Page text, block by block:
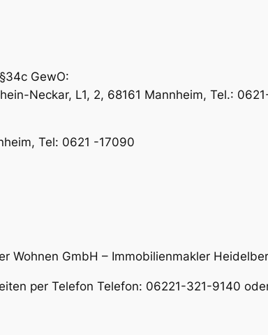
GewO:
Neckar, L1, 2, 68161 Mannheim, Tel.:
Tel: 0621 -17090
Wohnen GmbH – Immobilienmakler
per Telefon Telefon: 06221-321-9140